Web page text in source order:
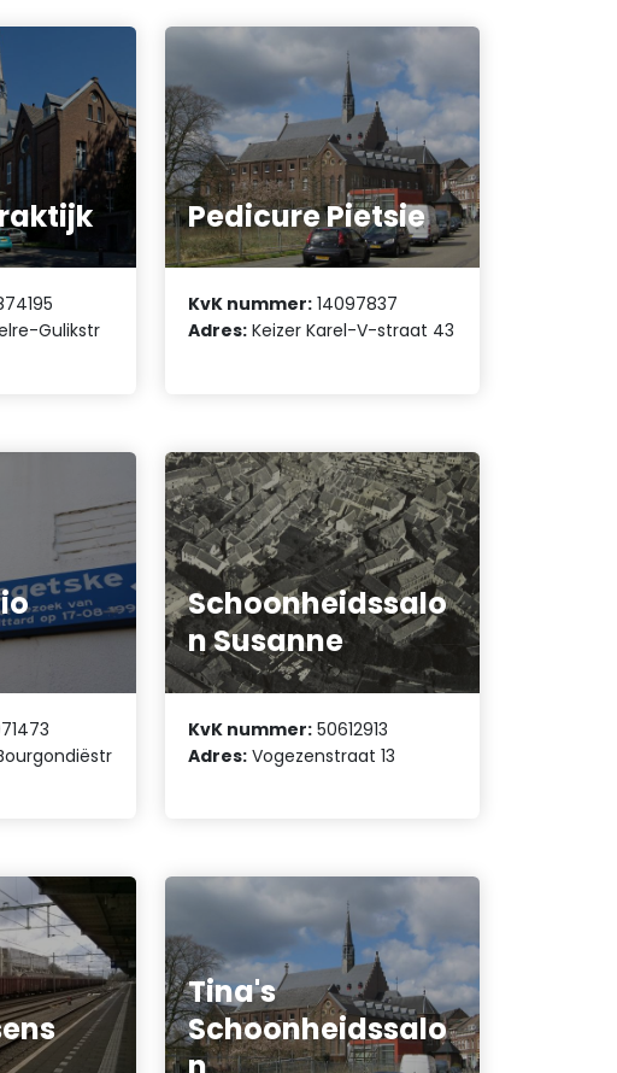
Gulikstr
Pedicure Pietsie
KvK nummer: 14097837
Adres: Keizer Karel-V-straat 43
Schoonheidssalo
n Susanne
KvK nummer: 50612913
Adres: Vogezenstraat 13
Tina's
Schoonheidssalo